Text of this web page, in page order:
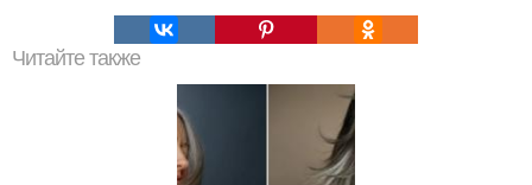
Читайте также